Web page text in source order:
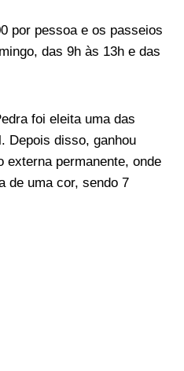
por pessoa e os passeios
das 9h às 13h e das
foi eleita uma das
Depois disso, ganhou
externa permanente, onde
de uma cor, sendo 7